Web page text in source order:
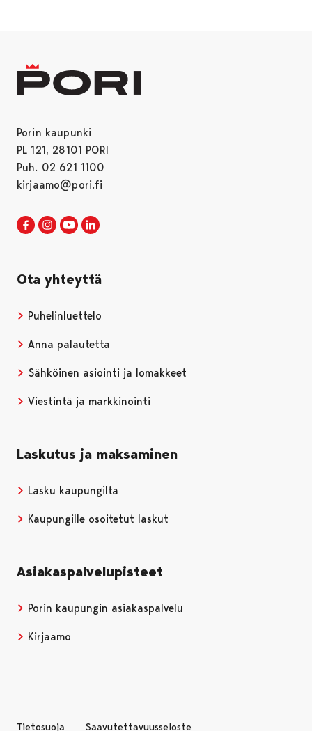
Porin kaupunki
PL 121, 28101 PORI
Puh. 02 621 1100
kirjaamo@pori.fi
Porin kaupunki Facebookissa
Avautuu uudessa välilehdessä
Porin kaupunki Instagramissa
Avautuu uudessa välilehdessä
Porin kaupunki Youtubessa
Avautuu uudessa välilehdessä
Ota yhteyttä
Puhelinluettelo
Anna palautetta
Sähköinen asiointi ja lomakkeet
Viestintä ja markkinointi
Laskutus ja maksaminen
Lasku kaupungilta
Kaupungille osoitetut laskut
Asiakaspalvelupisteet
Porin kaupungin asiakaspalvelu
Kirjaamo
Tietosuoja Saavutettavuusseloste